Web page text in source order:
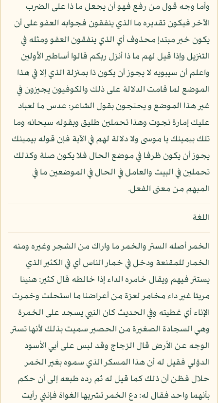
وأما وجه قول من رفع فهو أن يجعل ما ذا على الضرب
الآخر فيكون تقديره ما الذي ينفقون فجوابه العفو على أن
يكون خبر مبتدإ محذوف أي الذي ينفقون العفو ومثله في
التنزيل وإذا قيل لهم ما ذا أنزل ربكم قالوا أساطير الأولين
واعلم أن سيبويه لا يجوز أن يكون ذا بمنزلة الذي إلا في هذا
الموضع لما قامت الدلالة على ذلك والكوفيون يجيزون في
غير هذا الموضع و يحتجون بقول الشاعر: عدس ما لعباد
عليك إمارة نجوت وهذا تحملين طليق وبقوله سبحانه وما
تلك بيمينك يا موسى ولا دلالة لهم في الآية فإن قوله بيمينك
يجوز أن يكون ظرفا في موضع الحال فلا يكون صلة وكذلك
تحملين في البيت والعامل في الحال في الموضعين ما في
المبهم من معنى الفعل.
اللغة
الخمر أصله الستر والخمر ما واراك من الشجر وغيره ومنه
الخمار للمقنعة ودخل في خمار الناس أي في الكثير الذي
يستتر فيهم ويقال خامره الداء إذا خالطه قال كثير: هنيئا
مريئا غير داء مخامر لعزة من أعراضنا ما استحلت وخمرت
الإناء أي غطيته وفي الحديث كان النبي يسجد على الخمرة
وهي السجادة الصغيرة من الحصير سميت بذلك لأنها تستر
الوجه عن الأرض قال الزجاج وقد لبس على أبي الأسود
الدؤلي فقيل له أن هذا المسكر الذي سموه بغير الخمر
حلال فظن أن ذلك كما قيل له ثم رده طبعه إلى أن حكم
بأنهما واحد فقال له: دع الخمر تشربها الغواة فإنني رأيت